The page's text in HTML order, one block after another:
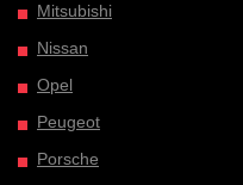
Mitsubishi
Nissan
Opel
Peugeot
Porsche